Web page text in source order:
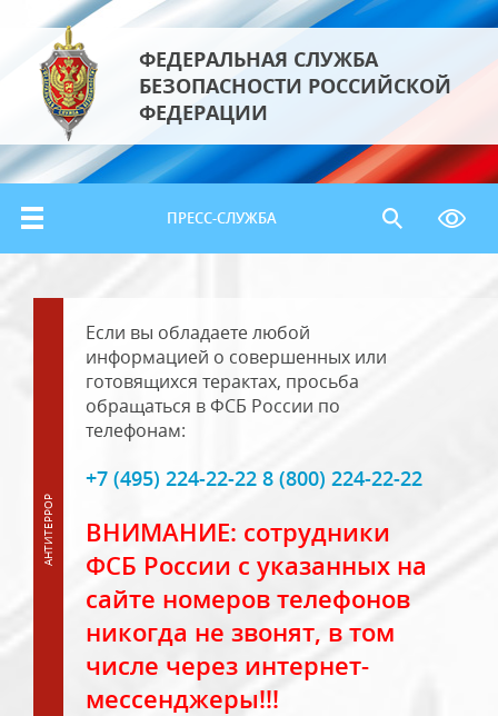
ФЕДЕРАЛЬНАЯ СЛУЖБА
БЕЗОПАСНОСТИ РОССИЙСКОЙ
ФЕДЕРАЦИИ
ПРЕСС-СЛУЖБА
Если вы обладаете любой
информацией о совершенных или
готовящихся терактах, просьба
обращаться в ФСБ России по
телефонам:
+7 (495) 224-22-22 8 (800) 224-22-22
ВНИМАНИЕ: сотрудники
ФСБ России с указанных на
сайте номеров телефонов
никогда не звонят, в том
числе через интернет-
мессенджеры!!!